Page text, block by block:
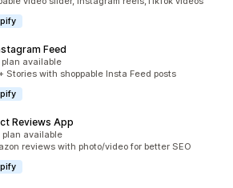
Feed
373
plan available
Stories with shoppable Insta Feed posts
Reviews App
410
plan available
reviews with photo/video for better SEO